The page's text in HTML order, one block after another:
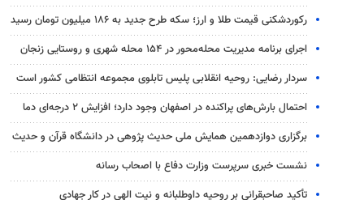
رکوردشکنی قیمت طلا و ارز؛ سکه طرح جدید به ۱۸۶ میلیون تومان رسید
اجرای برنامه مدیریت محله‌محور در ۱۵۴ محله شهری و روستایی زنجان
سردار رضایی: روحیه انقلابی پلیس تابلوی مجموعه انتظامی کشور است
احتمال بارش‌های پراکنده در اصفهان وجود دارد؛ افزایش ۲ درجه‌ای دما
برگزاری دوازدهمین همایش ملی حدیث پژوهی در دانشگاه قرآن و حدیث
نشست خبری سرپرست وزارت دفاع با اصحاب رسانه
تأکید صاحبقرانی بر روحیه داوطلبانه و نیت الهی در کار جهادی